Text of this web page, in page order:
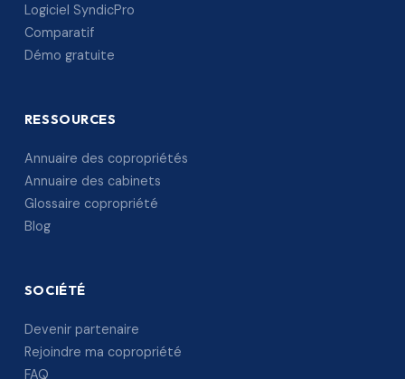
Logiciel SyndicPro
Comparatif
Démo gratuite
RESSOURCES
Annuaire des copropriétés
Annuaire des cabinets
Glossaire copropriété
Blog
SOCIÉTÉ
Devenir partenaire
Rejoindre ma copropriété
FAQ